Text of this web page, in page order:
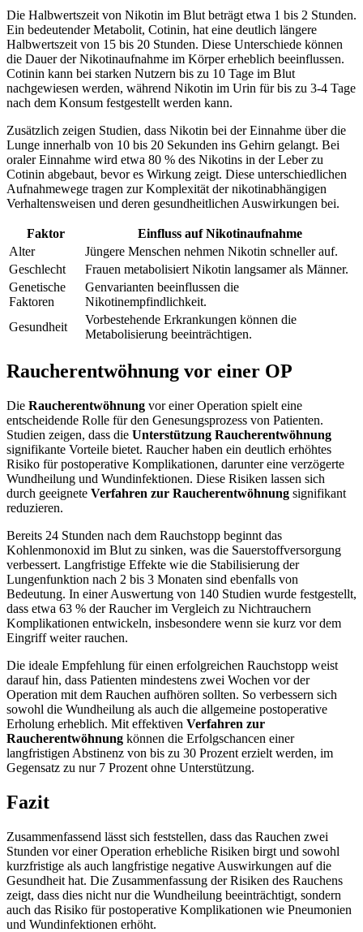
Die Halbwertszeit von Nikotin im Blut beträgt etwa 1 bis 2 Stunden.
Ein bedeutender Metabolit, Cotinin, hat eine deutlich längere
Halbwertszeit von 15 bis 20 Stunden. Diese Unterschiede können
die Dauer der Nikotinaufnahme im Körper erheblich beeinflussen.
Cotinin kann bei starken Nutzern bis zu 10 Tage im Blut
nachgewiesen werden, während Nikotin im Urin für bis zu 3-4 Tage
nach dem Konsum festgestellt werden kann.
Zusätzlich zeigen Studien, dass Nikotin bei der Einnahme über die
Lunge innerhalb von 10 bis 20 Sekunden ins Gehirn gelangt. Bei
oraler Einnahme wird etwa 80 % des Nikotins in der Leber zu
Cotinin abgebaut, bevor es Wirkung zeigt. Diese unterschiedlichen
Aufnahmewege tragen zur Komplexität der nikotinabhängigen
Verhaltensweisen und deren gesundheitlichen Auswirkungen bei.
Faktor
Einfluss auf Nikotinaufnahme
Alter
Jüngere Menschen nehmen Nikotin schneller auf.
Geschlecht
Frauen metabolisiert Nikotin langsamer als Männer.
Genetische
Faktoren
Genvarianten beeinflussen die
Nikotinempfindlichkeit.
Gesundheit
Vorbestehende Erkrankungen können die
Metabolisierung beeinträchtigen.
Raucherentwöhnung vor einer OP
Die Raucherentwöhnung vor einer Operation spielt eine
entscheidende Rolle für den Genesungsprozess von Patienten.
Studien zeigen, dass die Unterstützung Raucherentwöhnung
signifikante Vorteile bietet. Raucher haben ein deutlich erhöhtes
Risiko für postoperative Komplikationen, darunter eine verzögerte
Wundheilung und Wundinfektionen. Diese Risiken lassen sich
durch geeignete Verfahren zur Raucherentwöhnung signifikant
reduzieren.
Bereits 24 Stunden nach dem Rauchstopp beginnt das
Kohlenmonoxid im Blut zu sinken, was die Sauerstoffversorgung
verbessert. Langfristige Effekte wie die Stabilisierung der
Lungenfunktion nach 2 bis 3 Monaten sind ebenfalls von
Bedeutung. In einer Auswertung von 140 Studien wurde festgestellt,
dass etwa 63 % der Raucher im Vergleich zu Nichtrauchern
Komplikationen entwickeln, insbesondere wenn sie kurz vor dem
Eingriff weiter rauchen.
Die ideale Empfehlung für einen erfolgreichen Rauchstopp weist
darauf hin, dass Patienten mindestens zwei Wochen vor der
Operation mit dem Rauchen aufhören sollten. So verbessern sich
sowohl die Wundheilung als auch die allgemeine postoperative
Erholung erheblich. Mit effektiven Verfahren zur
Raucherentwöhnung können die Erfolgschancen einer
langfristigen Abstinenz von bis zu 30 Prozent erzielt werden, im
Gegensatz zu nur 7 Prozent ohne Unterstützung.
Fazit
Zusammenfassend lässt sich feststellen, dass das Rauchen zwei
Stunden vor einer Operation erhebliche Risiken birgt und sowohl
kurzfristige als auch langfristige negative Auswirkungen auf die
Gesundheit hat. Die Zusammenfassung der Risiken des Rauchens
zeigt, dass dies nicht nur die Wundheilung beeinträchtigt, sondern
auch das Risiko für postoperative Komplikationen wie Pneumonien
und Wundinfektionen erhöht.